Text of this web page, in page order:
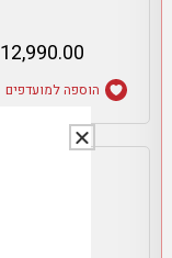
12,990.00
הוספה למועדפים